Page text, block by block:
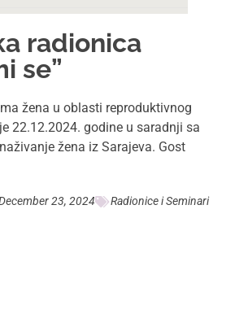
i saveti na portalu izneti su
edukacije.
lekarske dijagnoze, te je za
lekarom.